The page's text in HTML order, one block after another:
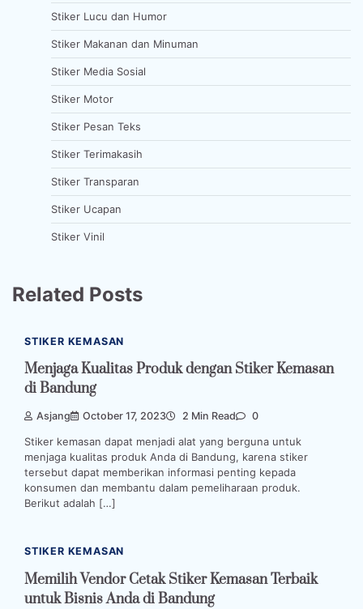
Stiker Lucu dan Humor
Stiker Makanan dan Minuman
Stiker Media Sosial
Stiker Motor
Stiker Pesan Teks
Stiker Terimakasih
Stiker Transparan
Stiker Ucapan
Stiker Vinil
Related Posts
STIKER KEMASAN
Menjaga Kualitas Produk dengan Stiker Kemasan
di Bandung
Asjang October 17, 2023 2 Min Read 0
Stiker kemasan dapat menjadi alat yang berguna untuk
menjaga kualitas produk Anda di Bandung, karena stiker
tersebut dapat memberikan informasi penting kepada
konsumen dan membantu dalam pemeliharaan produk.
Berikut adalah […]
STIKER KEMASAN
Memilih Vendor Cetak Stiker Kemasan Terbaik
untuk Bisnis Anda di Bandung